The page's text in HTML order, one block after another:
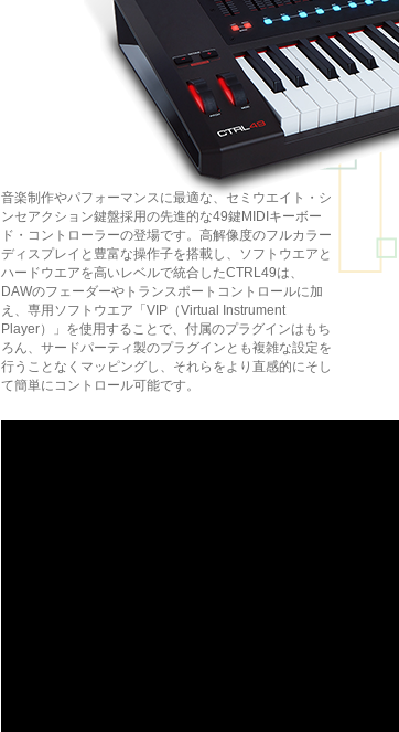
音楽制作やパフォーマンスに最適な、セミウエイト・シ
ンセアクション鍵盤採用の先進的な49鍵MIDIキーボー
ド・コントローラーの登場です。高解像度のフルカラー
ディスプレイと豊富な操作子を搭載し、ソフトウエアと
ハードウエアを高いレベルで統合したCTRL49は、
DAWのフェーダーやトランスポートコントロールに加
え、専用ソフトウエア「VIP（Virtual Instrument
Player）」を使用することで、付属のプラグインはもち
ろん、サードパーティ製のプラグインとも複雑な設定を
行うことなくマッピングし、それらをより直感的にそし
て簡単にコントロール可能です。